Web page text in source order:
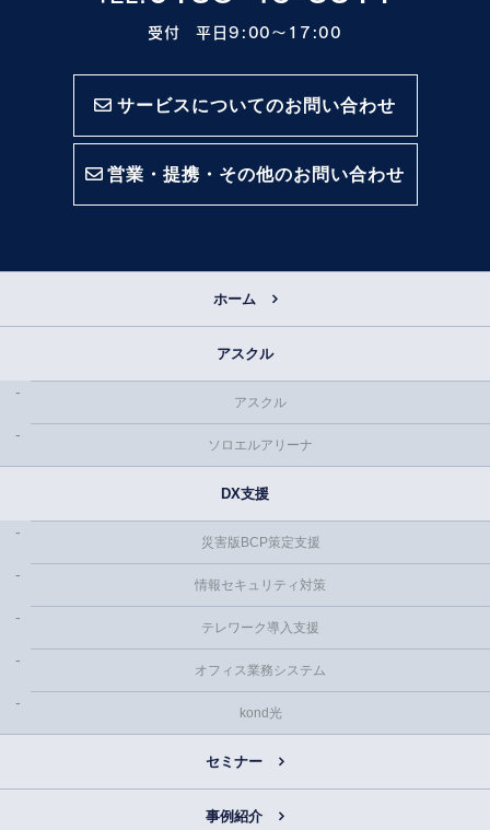
受付 平日9:00〜17:00
サービスについてのお問い合わせ
営業・提携・その他のお問い合わせ
ホーム
アスクル
アスクル
ソロエルアリーナ
DX支援
災害版BCP策定支援
情報セキュリティ対策
テレワーク導入支援
オフィス業務システム
kond光
セミナー
事例紹介